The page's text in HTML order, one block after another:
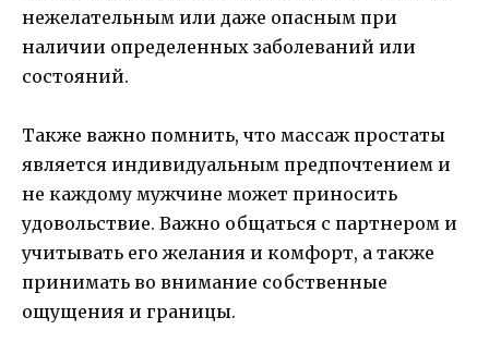
нежелательным или даже опасным при
наличии определенных заболеваний или
состояний.
Также важно помнить, что массаж простаты
является индивидуальным предпочтением и
не каждому мужчине может приносить
удовольствие. Важно общаться с партнером и
учитывать его желания и комфорт, а также
принимать во внимание собственные
ощущения и границы.